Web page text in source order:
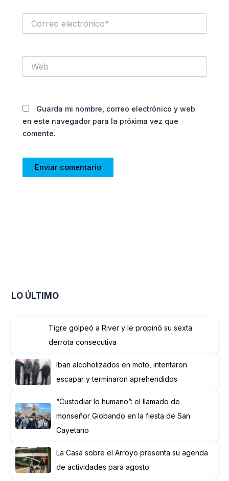
electrónico*
Guarda mi nombre, correo electrónico y web
en este navegador para la próxima vez que
comente.
LO ÚLTIMO
Tigre golpeó a River y le propinó su sexta
derrota consecutiva
Iban alcoholizados en moto, intentaron
escapar y terminaron aprehendidos
“Custodiar lo humano”: el llamado de
monseñor Giobando en la fiesta de San
Cayetano
La Casa sobre el Arroyo presenta su agenda
de actividades para agosto